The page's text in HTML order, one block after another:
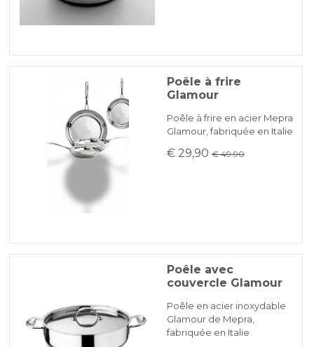
Nettoyage pratique : en cas de résidus
d'utiliser des tampons abrasifs, un chiffon
Poêle à frire
Glamour
Poêle à frire en acier Mepra
Glamour, fabriquée en Italie
€ 29,90 € 49.90
Poêle avec
couvercle Glamour
Poêle en acier inoxydable
Glamour de Mepra,
fabriquée en Italie